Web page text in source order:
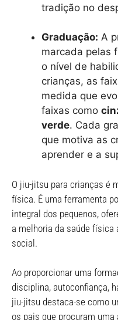
tradição no
Graduação: A
marcada pelas
o nível de
crianças, as
medida que
faixas como
verde. Cada
que motiva as
aprender e a
O jiu-jitsu para crianças é
física. É uma ferramenta
integral dos pequenos,
a melhoria da saúde
social.
Ao proporcionar uma
disciplina, autoconfiança,
jiu-jitsu destaca-se como
os pais que procuram